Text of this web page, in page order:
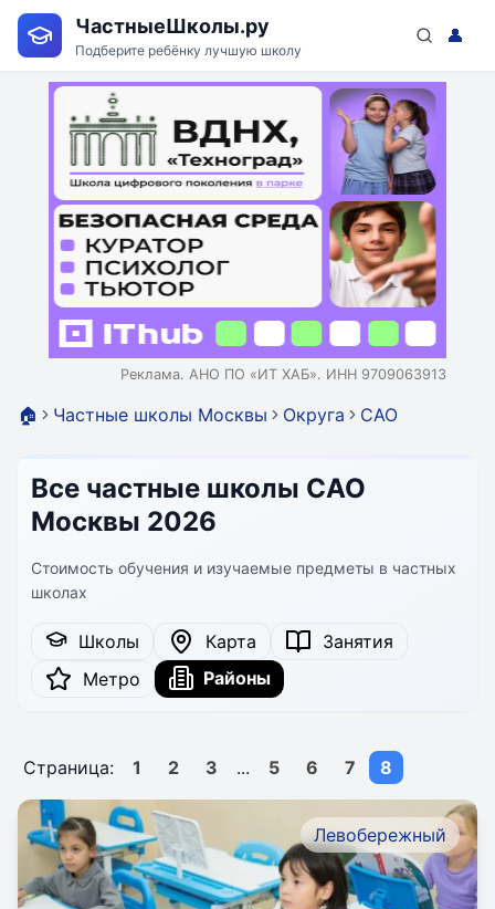
ЧастныеШколы.ру
Подберите ребёнку лучшую школу
👤
Реклама. АНО ПО «ИТ ХАБ». ИНН 9709063913
🏠 Частные школы Москвы Округа САО
Все частные школы САО
Москвы 2026
Стоимость обучения и изучаемые предметы в частных
школах
Школы Карта
Занятия
Метро
Районы
Страница: 1 2 3 ... 5 6 7 8
Левобережный